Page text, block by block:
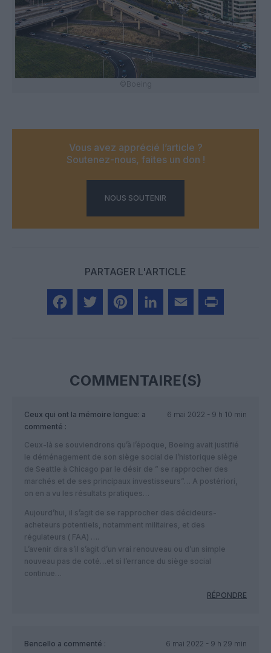
©Boeing
Vous avez apprécié l’article ?
Soutenez-nous, faites un don !
NOUS SOUTENIR
PARTAGER L'ARTICLE
COMMENTAIRE(S)
Ceux qui ont la mémoire longue: a
commenté :
6 mai 2022 - 9 h 10 min
Ceux-là se souviendrons qu’à l’époque, Boeing avait justifié
le déménagement de son siège social de l’historique siège
de Seattle à Chicago par le désir de ” se rapprocher des
marchés et de ses principaux investisseurs”… A postériori,
on en a vu les résultats pratiques…
Aujourd’hui, il s’agit de se rapprocher des décideurs-
acheteurs potentiels, notamment militaires, et des
régulateurs ( FAA) ….
L’avenir dira s’il s’agit d’un vrai renouveau ou d’un simple
nouveau pas de coté…et si l’errance du siège social
continue…
RÉPONDRE
Bencello a commenté :
6 mai 2022 - 9 h 29 min